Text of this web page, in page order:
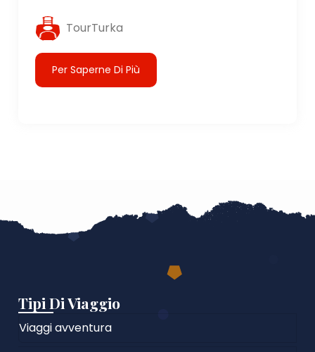
TourTurka
Per Saperne Di Più
Tipi Di Viaggio
Viaggi avventura